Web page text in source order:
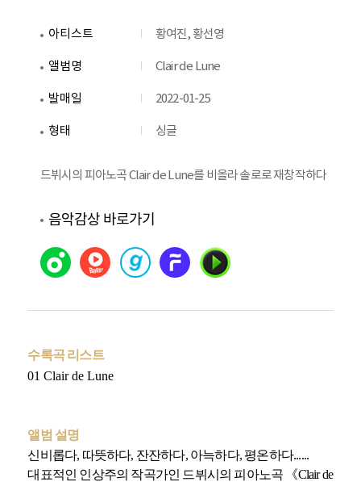
아티스트 황여진, 황선영
앨범명 Clair de Lune
발매일 2022-01-25
형태 싱글
드뷔시의 피아노곡 Clair de Lune를 비올라 솔로로 재창작하다
음악감상 바로가기
수록곡 리스트
01 Clair de Lune
앨범 설명
신비롭다, 따뜻하다, 잔잔하다, 아늑하다, 평온하다......
대표적인 인상주의 작곡가인 드뷔시의 피아노곡 《Clair de